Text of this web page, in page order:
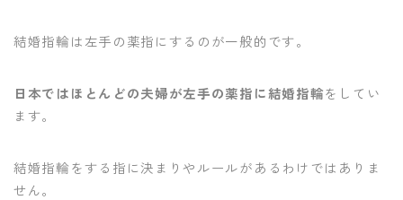
結婚指輪は左手の薬指にするのが一般的です。
日本ではほとんどの夫婦が左手の薬指に結婚指輪をしてい
ます。
結婚指輪をする指に決まりやルールがあるわけではありま
せん。